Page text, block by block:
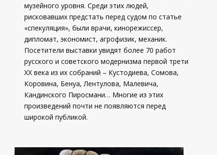
музейного уровня. Среди этих людей,
рисковавших предстать перед судом по статье
«спекуляция», были врачи, кинорежиссер,
дипломат, экономист, агрофизик, механик.
Посетители выставки увидят более 70 работ
русского и советского модернизма первой трети
XX века из их собраний – Кустодиева, Сомова,
Коровина, Бенуа, Лентулова, Малевича,
Кандинского Пиросмани… Многие из этих
произведений почти не появляются перед
широкой публикой.